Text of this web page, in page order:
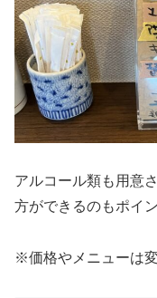
アルコール類も用意
方ができるのもポイン
※価格やメニューは